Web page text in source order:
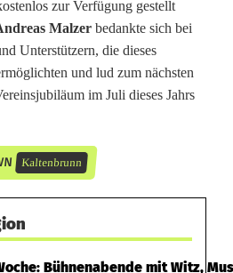
zur Verfügung gestellt
Malzer bedankte sich bei
Unterstützern, die dieses
und lud zum nächsten
im Juli dieses Jahrs
Kaltenbrunn